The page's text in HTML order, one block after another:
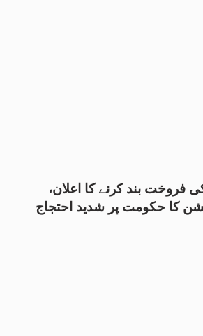
فروخت بند کرنے کا اعلان،
کا حکومت پر شدید احتجاج